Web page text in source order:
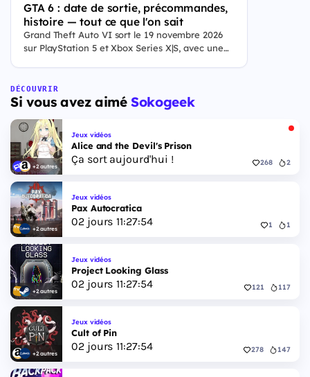
GTA 6 : date de sortie, précommandes,
histoire — tout ce que l'on sait
Grand Theft Auto VI sort le 19 novembre 2026
sur PlayStation 5 et Xbox Series X|S, avec une
Floride, et sa ville Vice City. Il met en scène
pour la première fois un duo de protagonistes
jouables, Jason et Lucia, cette dernière étant la
première héroïne jouable d'un GTA principal.
DÉCOUVRIR
Si vous avez aiméSokogeek
+2 autres
Jeux vidéos
Alice and the Devil's Prison
Ça sort aujourd'hui ! 268 2
+2 autres
Jeux vidéos
Pax Autocratica
02jours 11:27:53 1 1
+2 autres
Jeux vidéos
Project Looking Glass
02jours 11:27:53 121 117
+2 autres
Jeux vidéos
Cult of Pin
02jours 11:27:53 278 147